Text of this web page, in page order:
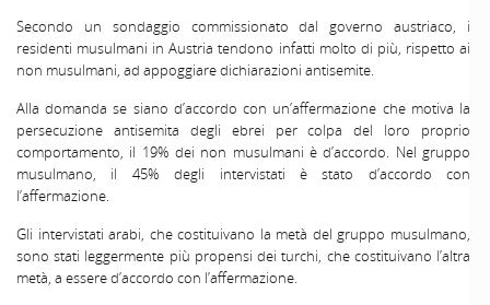
Secondo un sondaggio commissionato dal governo austriaco, i
residenti musulmani in Austria tendono infatti molto di più, rispetto ai
non musulmani, ad appoggiare dichiarazioni antisemite.
Alla domanda se siano d’accordo con un’affermazione che motiva la
persecuzione antisemita degli ebrei per colpa del loro proprio
comportamento, il 19% dei non musulmani è d’accordo. Nel gruppo
musulmano, il 45% degli intervistati è stato d’accordo con
l’affermazione.
Gli intervistati arabi, che costituivano la metà del gruppo musulmano,
sono stati leggermente più propensi dei turchi, che costituivano l’altra
metà, a essere d’accordo con l’affermazione.